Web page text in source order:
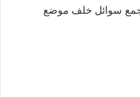
سوائل خلف موضع